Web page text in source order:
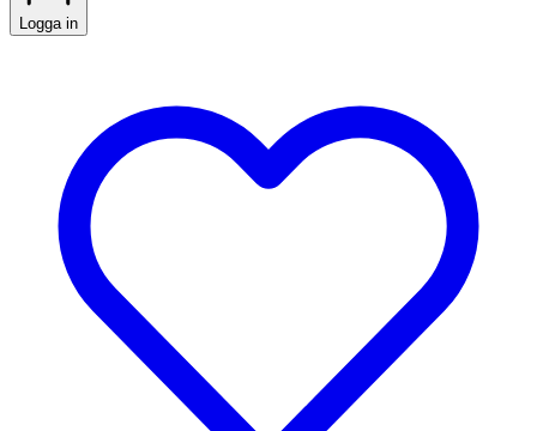
Logga in